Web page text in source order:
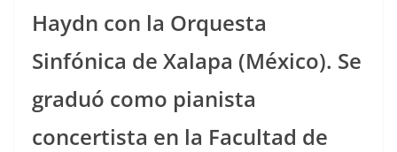
Haydn con la Orquesta
Sinfónica de Xalapa (México). Se
graduó como pianista
concertista en la Facultad de